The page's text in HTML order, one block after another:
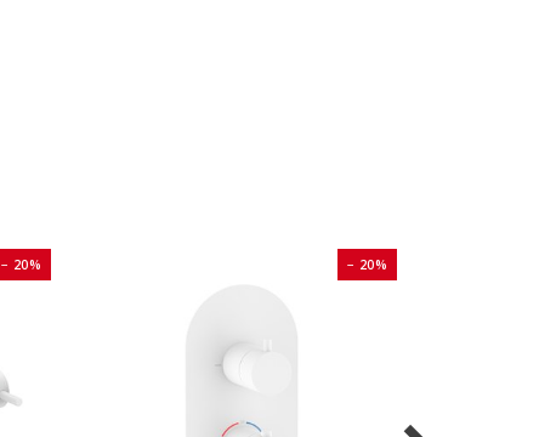
− 20% − 20%